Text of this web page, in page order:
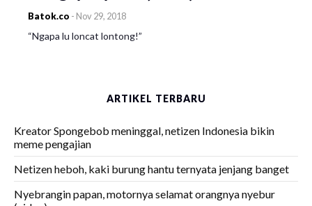
Batok.co - Nov 29, 2018
“Ngapa lu loncat lontong!”
ARTIKEL TERBARU
Kreator Spongebob meninggal, netizen Indonesia bikin
meme pengajian
Netizen heboh, kaki burung hantu ternyata jenjang banget
Nyebrangin papan, motornya selamat orangnya nyebur